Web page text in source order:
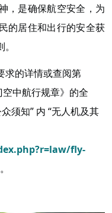
，是确保航空安全，为
的居住和出行的安全获
求的详情或查阅第
中航行规章》的全
须知” 内 “无人机及其
fly-
。